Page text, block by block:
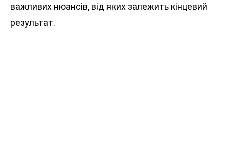
важливих нюансів, від яких залежить кінцевий
результат.